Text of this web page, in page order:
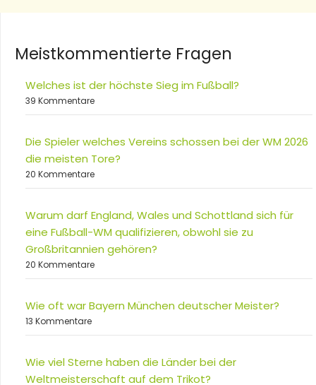
Meistkommentierte Fragen
Welches ist der höchste Sieg im Fußball?
39 Kommentare
Die Spieler welches Vereins schossen bei der WM 2026
die meisten Tore?
20 Kommentare
Warum darf England, Wales und Schottland sich für
eine Fußball-WM qualifizieren, obwohl sie zu
Großbritannien gehören?
20 Kommentare
Wie oft war Bayern München deutscher Meister?
13 Kommentare
Wie viel Sterne haben die Länder bei der
Weltmeisterschaft auf dem Trikot?